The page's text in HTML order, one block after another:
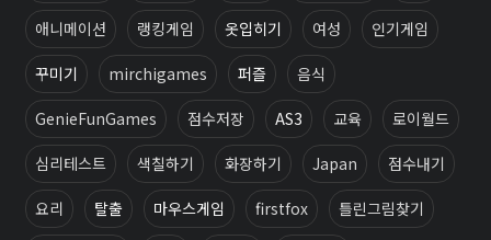
애니메이션 랭킹게임 옷입히기 여성 인기게임
꾸미기 mirchigames 퍼즐 음식
GenieFunGames 점수저장 AS3 교육 로이월드
심리테스트 색칠하기 화장하기 Japan 점수내기
요리 탈출 마우스게임 firstfox 틀린그림찾기